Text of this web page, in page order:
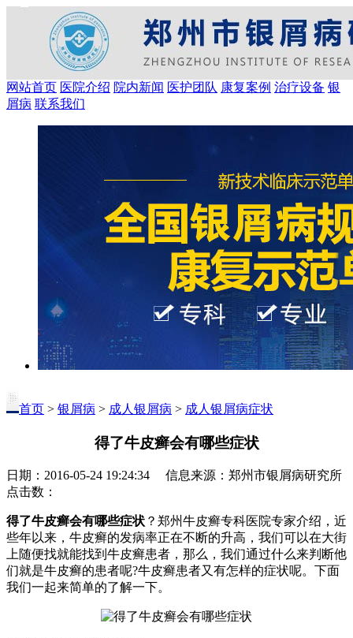
网站首页 医院介绍 院内新闻 医护团队 康复案例 治疗设备 银
屑病 联系我们
首页 > 银屑病 > 成人银屑病 > 成人银屑病症状
得了牛皮癣会有哪些症状
日期：2016-05-24 19:24:34 信息来源：郑州市银屑病研究所
点击数：
得了牛皮癣会有哪些症状 ？郑州牛皮癣专科医院专家介绍，近
些年以来，牛皮癣的发病率正在不断的升高，我们可以在大街
上随便找就能找到牛皮癣患者，那么，我们通过什么来判断他
们就是牛皮癣的患者呢?牛皮癣患者又有怎样的症状呢。下面
我们一起来简单的了解一下。